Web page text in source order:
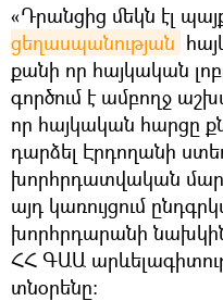
«Դրանցից մեկն էլ
ցեղասպանության
քանի որ հայկական
գործում է ամբողջ
որ հայկական հարցը
դարձել Էրդողանի
խորհրդատվական
այդ կառույցում
խորհրդարանի
ՀՀ ԳԱԱ
տնօրենը։